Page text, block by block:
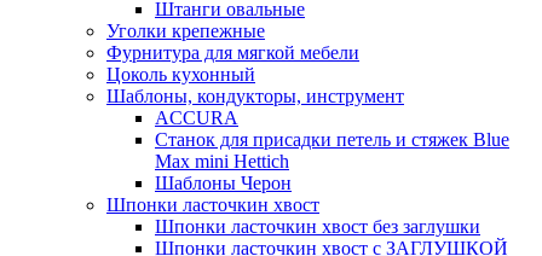
Штанги овальные
Уголки крепежные
Фурнитура для мягкой мебели
Цоколь кухонный
Шаблоны, кондукторы, инструмент
ACCURA
Станок для присадки петель и стяжек Blue
Max mini Hettich
Шаблоны Черон
Шпонки ласточкин хвост
Шпонки ласточкин хвост без заглушки
Шпонки ласточкин хвост с ЗАГЛУШКОЙ